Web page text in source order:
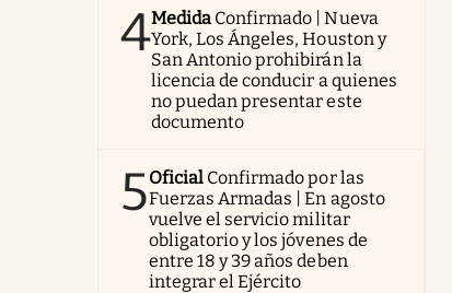
4Medida Confirmado | Nueva
York, Los Ángeles, Houston y
San Antonio prohibirán la
licencia de conducir a quienes
no puedan presentar este
documento
5Oficial Confirmado por las
Fuerzas Armadas | En agosto
vuelve el servicio militar
obligatorio y los jóvenes de
entre 18 y 39 años deben
integrar el Ejército